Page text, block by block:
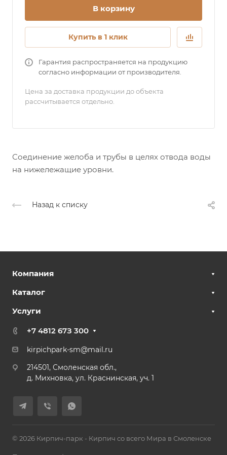
В корзину
Купить в 1 клик
Гарантия распространяется на продукцию
согласно информации от производителя.
Цена за доставка продукции до объекта
рассчитывается отдельно.
Соединение желоба и трубы в целях отвода воды
на нижележащие уровни.
Назад к списку
Компания
Каталог
Услуги
+7 4812 67З 300
kirpichpark-sm@mail.ru
214501, Смоленская обл.,
д. Михновка, ул. Краснинская, уч. 1
© 2026 Кирпич-парк - Кирпич со всего Мира в Смоленске